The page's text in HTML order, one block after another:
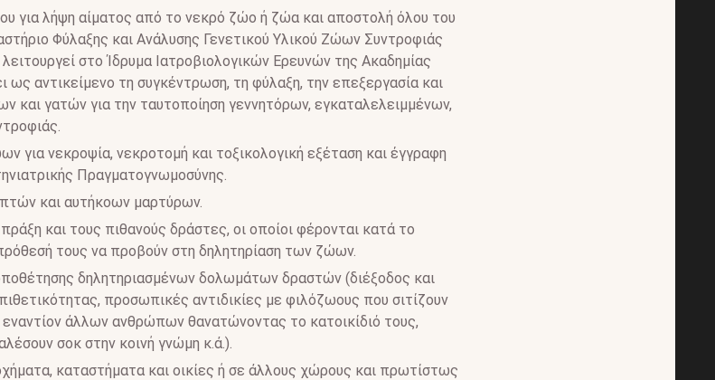
για λήψη αίματος από το νεκρό ζώο ή ζώα και αποστολή όλου του
Φύλαξης και Ανάλυσης Γενετικού Υλικού Ζώων Συντροφιάς
στο Ίδρυμα Ιατροβιολογικών Ερευνών της Ακαδημίας
αντικείμενο τη συγκέντρωση, τη φύλαξη, την επεξεργασία και
και γατών για την ταυτοποίηση γεννητόρων, εγκαταλελειμμένων,
νεκροψία, νεκροτομή και τοξικολογική εξέταση και έγγραφη
Πραγματογνωμοσύνης.
και αυτήκοων μαρτύρων.
και τους πιθανούς δράστες, οι οποίοι φέρονται κατά το
τους να προβούν στη δηλητηρίαση των ζώων.
δηλητηριασμένων δολωμάτων δραστών (διέξοδος και
προσωπικές αντιδικίες με φιλόζωους που σιτίζουν
άλλων ανθρώπων θανατώνοντας το κατοικίδιό τους,
σοκ στην κοινή γνώμη κ.ά.).
καταστήματα και οικίες ή σε άλλους χώρους και πρωτίστως